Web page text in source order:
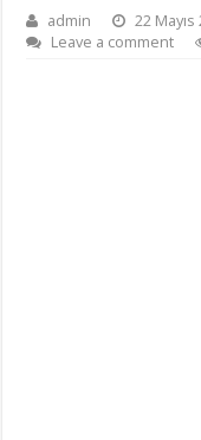
admin 22 Mayıs
Leave a comment